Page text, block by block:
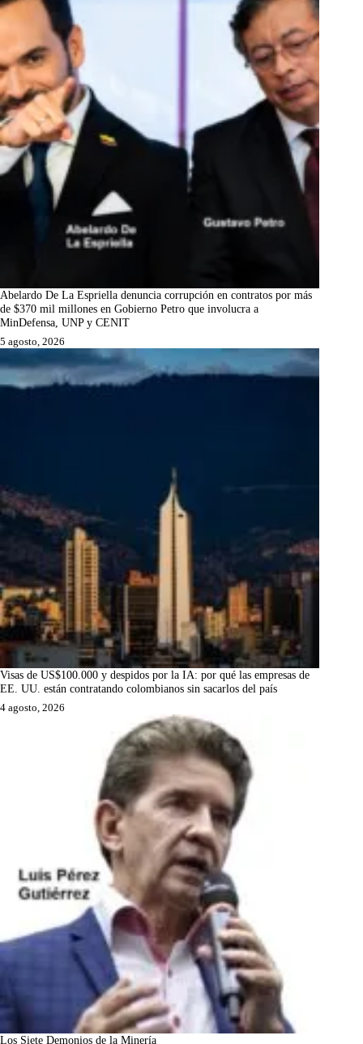
Abelardo De La Espriella denuncia corrupción en contratos por más
de $370 mil millones en Gobierno Petro que involucra a
MinDefensa, UNP y CENIT
5 agosto, 2026
Visas de US$100.000 y despidos por la IA: por qué las empresas de
EE. UU. están contratando colombianos sin sacarlos del país
4 agosto, 2026
Los Siete Demonios de la Minería